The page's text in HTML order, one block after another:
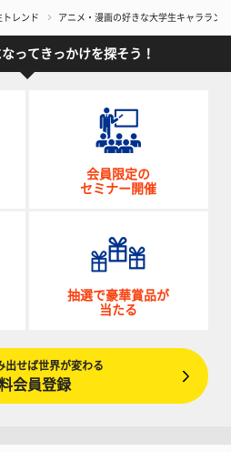
トレンド アニメ・漫画の好きな大学生キャララン
ってきっかけを探そう！
会員限定の
セミナー開催
抽選で豪華賞品が
当たる
出せば世界が変わる
会員登録